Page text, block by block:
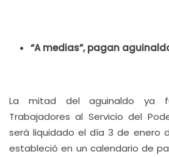
“A medias”, pagan
La mitad del aguinaldo ya
Trabajadores al Servicio del
será liquidado el día 3 de enero
estableció en un calendario de